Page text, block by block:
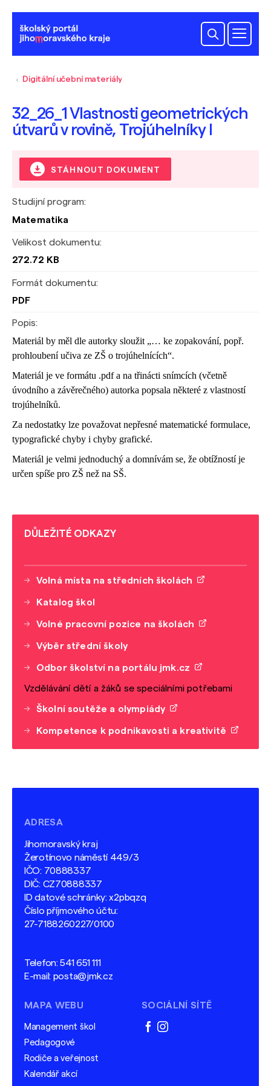
Digitální učební materiály
32_26_1 Vlastnosti geometrických
útvarů v rovině, Trojúhelníky I
STÁHNOUT DOKUMENT
Studijní program:
Matematika
Velikost dokumentu:
272.72 KB
Formát dokumentu:
PDF
Popis:
Materiál by měl dle autorky sloužit „… ke zopakování, popř.
prohloubení učiva ze ZŠ o trojúhelnících“.
Materiál je ve formátu .pdf a na třinácti snímcích (včetně
úvodního a závěrečného) autorka popsala některé z vlastností
trojúhelníků.
Za nedostatky lze považovat nepřesné matematické formulace,
typografické chyby i chyby grafické.
Materiál je velmi jednoduchý a domnívám se, že obtížností je
určen spíše pro ZŠ než na SŠ.
DŮLEŽITÉ ODKAZY
Volná místa na středních školách
Katalog škol
Volné pracovní pozice na školách
Výběr střední školy
Odbor školství na portálu jmk.cz
Vzdělávání dětí a žáků se speciálními potřebami
Školní soutěže a olympiády
Kompetence k podnikavosti a kreativitě
ADRESA
Jihomoravský kraj
Žerotínovo náměstí 449/3
IČO: 70888337
DIČ: CZ70888337
ID datové schránky: x2pbqzq
Číslo příjmového účtu:
27-7188260227/0100
Telefon:541 651 111
E-mail: posta@jmk.cz
MAPA WEBU
Management škol
Pedagogové
Rodiče a veřejnost
Kalendář akcí
SOCIÁLNÍ SÍTĚ
facebook
instagram